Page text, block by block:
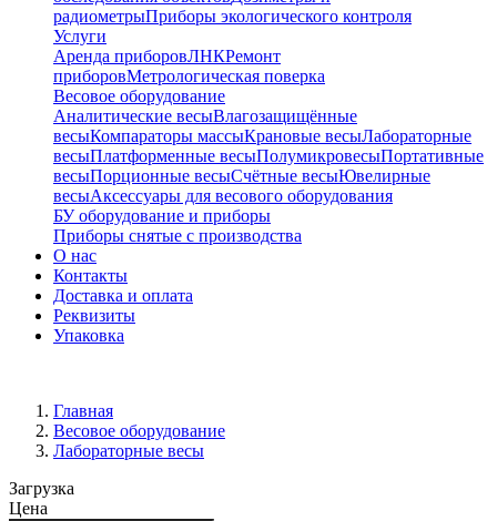
радиометрыПриборы экологического контроля
Услуги
Аренда приборовЛНКРемонт
приборовМетрологическая поверка
Весовое оборудование
Аналитические весыВлагозащищённые
весыКомпараторы массыКрановые весыЛабораторные
весыПлатформенные весыПолумикровесыПортативные
весыПорционные весыСчётные весыЮвелирные
весыАксессуары для весового оборудования
БУ оборудование и приборы
Приборы снятые с производства
О нас
Контакты
Доставка и оплата
Реквизиты
Упаковка
Главная
Весовое оборудование
Лабораторные весы
Загрузка
Цена